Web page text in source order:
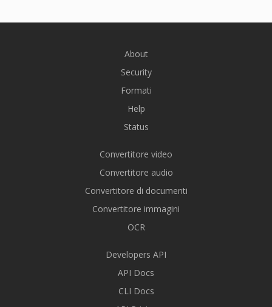
About
Security
Formati
Help
Status
Convertitore video
Convertitore audio
Convertitore di documenti
Convertitore immagini
OCR
Developers API
API Docs
CLI Docs